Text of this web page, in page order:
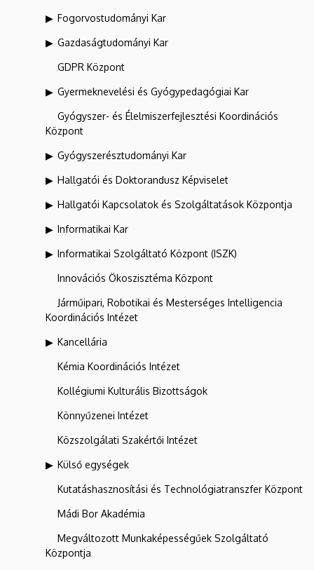
Fogorvostudományi Kar
Gazdaságtudományi Kar
GDPR Központ
Gyermeknevelési és Gyógypedagógiai Kar
Gyógyszer- és Élelmiszerfejlesztési Koordinációs
Központ
Gyógyszerésztudományi Kar
Hallgatói és Doktorandusz Képviselet
Hallgatói Kapcsolatok és Szolgáltatások Központja
Informatikai Kar
Informatikai Szolgáltató Központ (ISZK)
Innovációs Ökoszisztéma Központ
Járműipari, Robotikai és Mesterséges Intelligencia
Koordinációs Intézet
Kancellária
Kémia Koordinációs Intézet
Kollégiumi Kulturális Bizottságok
Könnyűzenei Intézet
Közszolgálati Szakértői Intézet
Külső egységek
Kutatáshasznosítási és Technológiatranszfer Központ
Mádi Bor Akadémia
Megváltozott Munkaképességűek Szolgáltató
Központja